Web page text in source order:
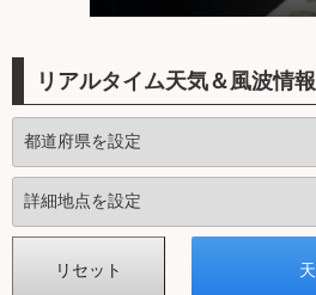
リアルタイム天気＆風波情報